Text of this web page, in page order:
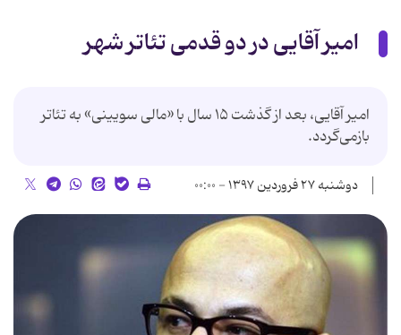
امیر آقایی در دو قدمی تئاتر شهر
امیر آقایی، بعد از گذشت ۱۵ سال با «مالی سویینی» به تئاتر
بازمی‌گردد.
دوشنبه ۲۷ فروردین ۱۳۹۷ - ۰۰:۰۰